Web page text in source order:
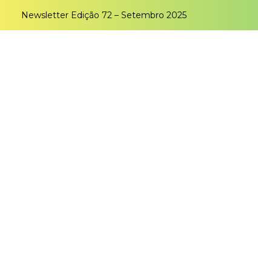
Newsletter Edição 72 – Setembro 2025